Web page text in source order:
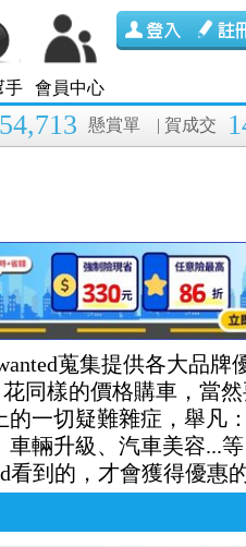
手 會員中心
| 賀成交
54,713 懸賞單
蒐集提供各大品牌
同樣的價格購車，當然
一切疑難雜症，舉凡
輛升級、汽車美容...
到的，才會獲得優惠